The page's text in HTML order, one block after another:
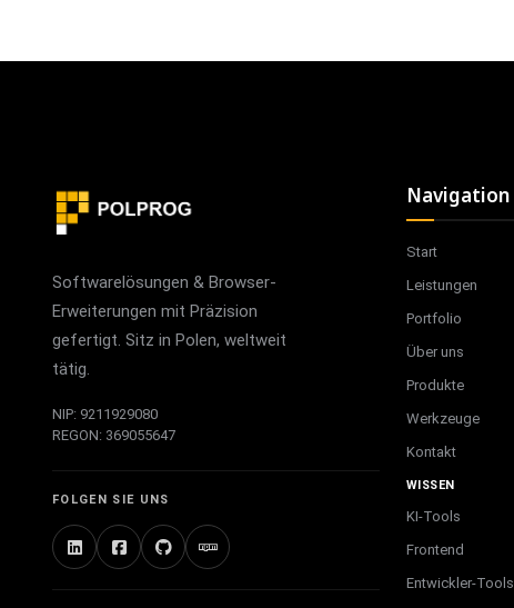
Softwarelösungen & Browser-
Erweiterungen mit Präzision
gefertigt. Sitz in Polen, weltweit
tätig.
NIP: 9211929080
REGON: 369055647
FOLGEN SIE UNS
Navigation
Start
Leistungen
Portfolio
Über uns
Produkte
Werkzeuge
Kontakt
WISSEN
KI-Tools
Frontend
Entwickler-Tools